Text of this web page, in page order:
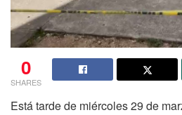
0
SHARES
Está tarde de miércoles 29 de